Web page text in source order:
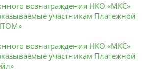
вознаграждения НКО «МКС»
участникам Платежной
вознаграждения НКО «МКС»
участникам Платежной